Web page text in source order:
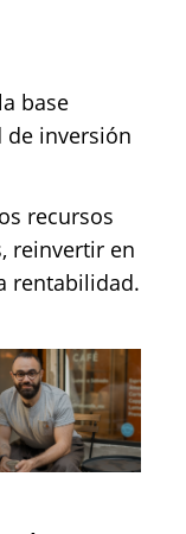
base
de inversión
recursos
reinvertir en
rentabilidad.